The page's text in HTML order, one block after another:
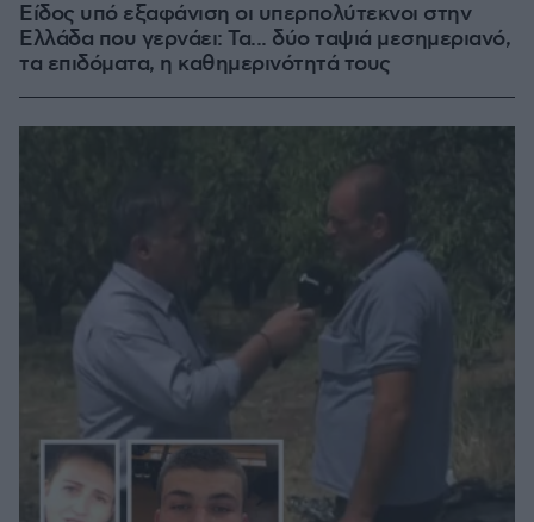
Είδος υπό εξαφάνιση οι υπερπολύτεκνοι στην
Ελλάδα που γερνάει: Τα... δύο ταψιά μεσημεριανό,
τα επιδόματα, η καθημερινότητά τους